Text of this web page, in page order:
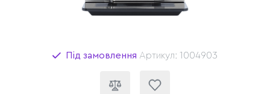
Під замовлення Артикул: 1004903